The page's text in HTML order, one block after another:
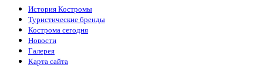
История Костромы
Туристические бренды
Кострома сегодня
Новости
Галерея
Карта сайта